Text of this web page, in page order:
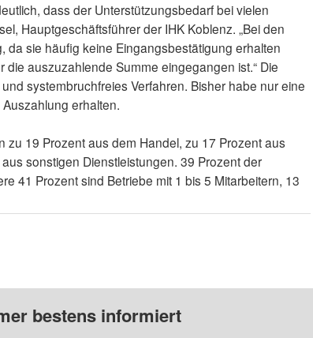
dass der Unterstützungsbedarf bei vielen
Hauptgeschäftsführer der IHK Koblenz. „Bei den
da sie häufig keine Eingangsbestätigung erhalten
auszuzahlende Summe eingegangen ist.“ Die
systembruchfreies Verfahren. Bisher habe nur eine
erhalten.
19 Prozent aus dem Handel, zu 17 Prozent aus
sonstigen Dienstleistungen. 39 Prozent der
41 Prozent sind Betriebe mit 1 bis 5 Mitarbeitern, 13
bestens informiert